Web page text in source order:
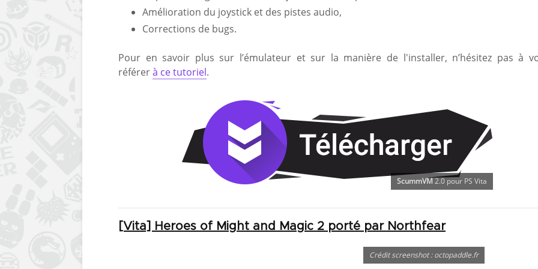
Amélioration du joystick et des pistes audio,
Corrections de bugs.
Pour en savoir plus sur l’émulateur et sur la manière de l'installer, n’hésitez pas à
référerà cetutoriel.
ScummVM2.0 pour PS Vita
[Vita] Heroes of Might and Magic 2 porté par Northfear
Crédit screenshot : octopaddle.fr